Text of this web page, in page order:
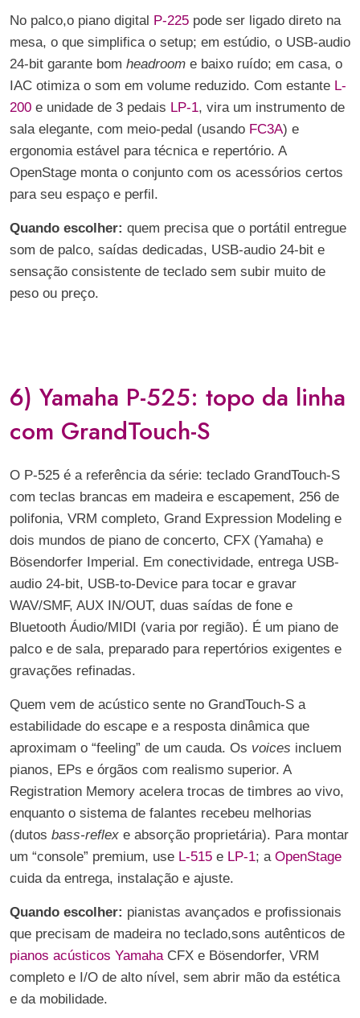
No palco,o piano digital P-225 pode ser ligado direto na
mesa, o que simplifica o setup; em estúdio, o USB-audio
24-bit garante bom headroom e baixo ruído; em casa, o
IAC otimiza o som em volume reduzido. Com estante L-
200 e unidade de 3 pedais LP-1, vira um instrumento de
sala elegante, com meio-pedal (usando FC3A) e
ergonomia estável para técnica e repertório. A
OpenStage monta o conjunto com os acessórios certos
para seu espaço e perfil.
Quando escolher: quem precisa que o portátil entregue
som de palco, saídas dedicadas, USB-audio 24-bit e
sensação consistente de teclado sem subir muito de
peso ou preço.
6) Yamaha P-525: topo da linha
com GrandTouch-S
O P-525 é a referência da série: teclado GrandTouch-S
com teclas brancas em madeira e escapement, 256 de
polifonia, VRM completo, Grand Expression Modeling e
dois mundos de piano de concerto, CFX (Yamaha) e
Bösendorfer Imperial. Em conectividade, entrega USB-
audio 24-bit, USB-to-Device para tocar e gravar
WAV/SMF, AUX IN/OUT, duas saídas de fone e
Bluetooth Áudio/MIDI (varia por região). É um piano de
palco e de sala, preparado para repertórios exigentes e
gravações refinadas.
Quem vem de acústico sente no GrandTouch-S a
estabilidade do escape e a resposta dinâmica que
aproximam o “feeling” de um cauda. Os voices incluem
pianos, EPs e órgãos com realismo superior. A
Registration Memory acelera trocas de timbres ao vivo,
enquanto o sistema de falantes recebeu melhorias
(dutos bass-reflex e absorção proprietária). Para montar
um “console” premium, use L-515 e LP-1; a OpenStage
cuida da entrega, instalação e ajuste.
Quando escolher: pianistas avançados e profissionais
que precisam de madeira no teclado,sons autênticos de
pianos acústicos YamahaCFX e Bösendorfer, VRM
completo e I/O de alto nível, sem abrir mão da estética
e da mobilidade.